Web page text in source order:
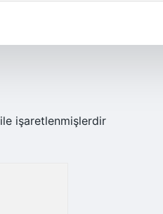
ile işaretlenmişlerdir